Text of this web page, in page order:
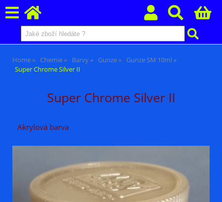
Home Chemie Barvy Gunze
Gunze SM 10ml
Super Chrome Silver II
Super Chrome Silver II
Akrylová barva